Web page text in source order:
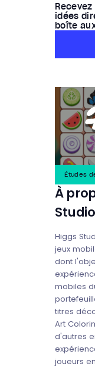
idées
boîte
Études
À
Studio
Higgs
jeux
dont
mobiles
titres
Art
d'autres
joueurs